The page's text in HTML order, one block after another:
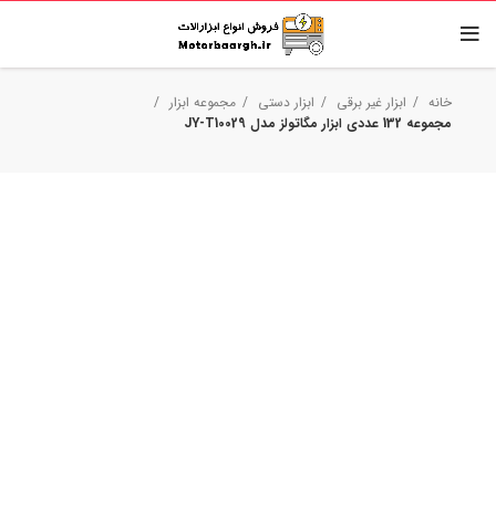
خانه ابزار غیر برقی ابزار دستی
مجموعه ابزار
مجموعه 132 عددی ابزار مگاتولز مدل JY-T10029